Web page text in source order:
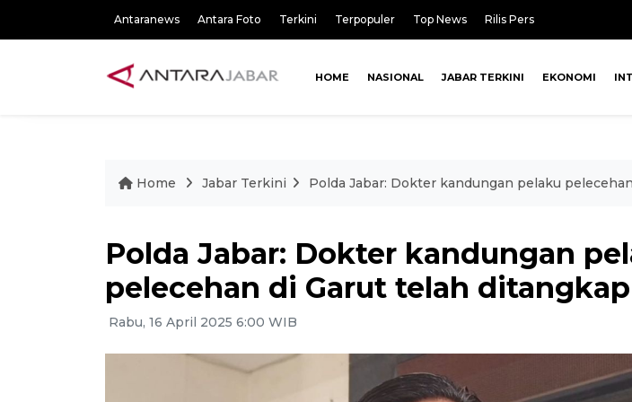
Antaranews Antara Foto Terkini Terpopuler Top News Rilis Pers
HOME NASIONAL JABAR TERKINI EKONOMI
Home Jabar Terkini Polda Jabar: Dokter kandungan pelaku
Polda Jabar: Dokter kandungan
pelecehan di Garut telah ditangkap
Rabu, 16 April 2025 6:00 WIB